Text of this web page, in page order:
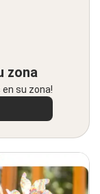
zona
su zona!